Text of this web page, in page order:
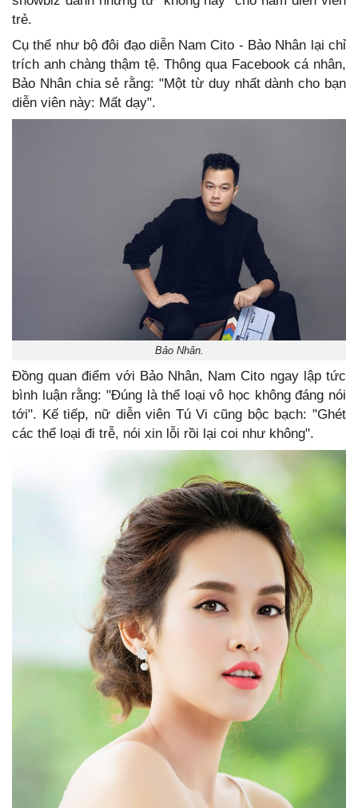
trẻ.
Cụ thể như bộ đôi đạo diễn Nam Cito - Bảo Nhân lại chỉ
trích anh chàng thậm tệ. Thông qua Facebook cá nhân,
Bảo Nhân chia sẻ rằng: "Một từ duy nhất dành cho bạn
diễn viên này: Mất dạy".
Bảo Nhân.
Đồng quan điểm với Bảo Nhân, Nam Cito ngay lập tức
bình luận rằng: "Đúng là thể loại vô học không đáng nói
tới". Kế tiếp, nữ diễn viên Tú Vi cũng bộc bạch: "Ghét
các thể loại đi trễ, nói xin lỗi rồi lại coi như không".